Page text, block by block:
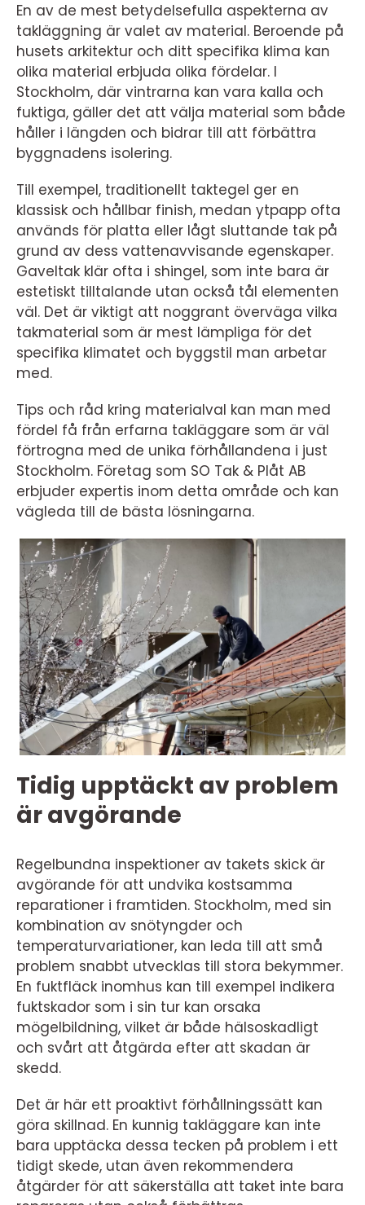
En av de mest betydelsefulla aspekterna av
takläggning är valet av material. Beroende på
husets arkitektur och ditt specifika klima kan
olika material erbjuda olika fördelar. I
Stockholm, där vintrarna kan vara kalla och
fuktiga, gäller det att välja material som både
håller i längden och bidrar till att förbättra
byggnadens isolering.
Till exempel, traditionellt taktegel ger en
klassisk och hållbar finish, medan ytpapp ofta
används för platta eller lågt sluttande tak på
grund av dess vattenavvisande egenskaper.
Gaveltak klär ofta i shingel, som inte bara är
estetiskt tilltalande utan också tål elementen
väl. Det är viktigt att noggrant överväga vilka
takmaterial som är mest lämpliga för det
specifika klimatet och byggstil man arbetar
med.
Tips och råd kring materialval kan man med
fördel få från erfarna takläggare som är väl
förtrogna med de unika förhållandena i just
Stockholm. Företag som SO Tak & Plåt AB
erbjuder expertis inom detta område och kan
vägleda till de bästa lösningarna.
Tidig upptäckt av problem
är avgörande
Regelbundna inspektioner av takets skick är
avgörande för att undvika kostsamma
reparationer i framtiden. Stockholm, med sin
kombination av snötyngder och
temperaturvariationer, kan leda till att små
problem snabbt utvecklas till stora bekymmer.
En fuktfläck inomhus kan till exempel indikera
fuktskador som i sin tur kan orsaka
mögelbildning, vilket är både hälsoskadligt
och svårt att åtgärda efter att skadan är
skedd.
Det är här ett proaktivt förhållningssätt kan
göra skillnad. En kunnig takläggare kan inte
bara upptäcka dessa tecken på problem i ett
tidigt skede, utan även rekommendera
åtgärder för att säkerställa att taket inte bara